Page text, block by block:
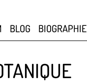
BLOG BIOGRAPHIE